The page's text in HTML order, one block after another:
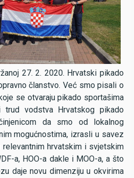
27. 2. 2020. Hrvatski pikado
članstvo. Već smo pisali o
se otvaraju pikado sportašima
trud vodstva Hrvatskog pikado
da smo od lokalnog
mogućnostima, izrasli u savez
hrvatskim i svjetskim
a, HOO-a dakle i MOO-a, a što
daje novu dimenziju u okvirima